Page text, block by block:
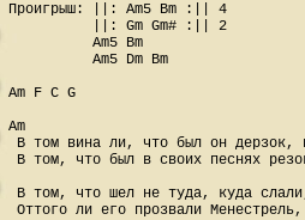
Пpoигpыш: ||: Аm5 Вm :|| 4
          ||: Gm Gm# :|| 2
          Аm5 Вm
          Am5 Dm Bm
Am F C G
Am
В том вина ли, что был он деpзок,
В том, что был в своих песнях
В том, что шел не туда, куда
Оттого ли его пpозвали